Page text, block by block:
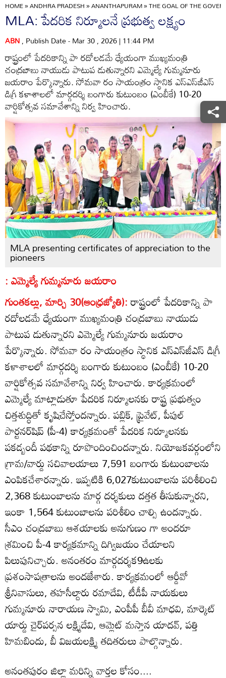
HOME»ANDHRA PRADESH»ANANTHAPURAM»THE GOAL OF THE
MLA: పేదరిక నిర్మూలనే ప్రభుత్వ లక్ష్యం
ABN, Publish Date - Mar 30 , 2026 | 11:44 PM
రాష్ట్రంలో పేదరికాన్ని పా రదోలడమే ధ్యేయంగా ముఖ్యమంత్రి
చంద్రబాబు నాయుడు పాటుప డుతున్నారని ఎమ్మెల్యే గుమ్మనూరు
జయరాం పేర్కొన్నారు. సోమవా రం సాయంత్రం స్థానిక ఎస్‌ఎస్‌జీఎస్‌
డిగ్రీ కళాశాలలో మార్గదర్శి బంగారు కుటుంబం (ఎంబీకే) 10-20
వార్షికోత్సవ సమావేశాన్ని నిర్వ హించారు.
MLA presenting certificates of appreciation to the
pioneers
: ఎమ్మెల్యే గుమ్మనూరు జయరాం
గుంతకల్లు, మార్చి 30(ఆంధ్రజ్యోతి):రాష్ట్రంలో పేదరికాన్ని పా
రదోలడమే ధ్యేయంగా ముఖ్యమంత్రి చంద్రబాబు నాయుడు
పాటుప డుతున్నారని ఎమ్మెల్యే గుమ్మనూరు జయరాం
పేర్కొన్నారు. సోమవా రం సాయంత్రం స్థానిక ఎస్‌ఎస్‌జీఎస్‌ డిగ్రీ
కళాశాలలో మార్గదర్శి బంగారు కుటుంబం (ఎంబీకే) 10-20
వార్షికోత్సవ సమావేశాన్ని నిర్వ హించారు. కార్యక్రమంలో
ఎమ్మెల్యే మాట్లాడుతూ పేదరిక నిర్మూలనకు రాష్ట్ర ప్రభుత్వం
చిత్తశుద్ధితో కృషిచేస్తోందన్నారు. పబ్లిక్‌, ప్రైవేట్‌, పీపుల్‌
పార్టనర్‌షిప్‌ (పీ-4) కార్యక్రమంతో పేదరిక నిర్మూలనకు
పకడ్బందీ పథకాన్ని రూపొందించిందన్నారు. నియోజకవర్గంలోని
గ్రామ/వార్డు సచివాలయాలు 7,591 బంగారు కుటుంబాలను
ఎంపికచేశారన్నారు. ఇప్పటికి 6,027కుటుంబాలను పరిశీలించి
2,368 కుటుంబాలను మార్గ దర్శకులు దత్తత తీసుకున్నారని,
ఇంకా 1,564 కుటుంబాలను పరిశీలిం చాల్సి ఉందన్నారు.
సీఎం చంద్రబాబు ఆశయాలకు అనుగుణం గా అందరూ
శ్రమించి పీ-4 కార్యక్రమాన్ని దిగ్విజయం చేయాలని
పిలుపునిచ్చారు. అనంతరం మార్గదర్శక9ఉలకు
ప్రశంసాపత్రాలను అందజేశారు. కార్యక్రమంలో ఆర్డీవో
శ్రీనివాసులు, తహసీల్దారు రమాదేవి, టీడీపీ నాయకులు
గుమ్మనూరు నారాయణ స్వామి, ఎంపీపీ బీవీ మాధవి, మార్కెట్‌
యార్డు చైర్‌పర్సన లక్ష్మిదేవి, ఆమ్లెట్‌ మస్తాన యాదవ్‌, పత్తి
హిమబిందు, బీ విజయలక్ష్మి తదితరులు పాల్గొన్నారు.
అనంతపురం జిల్లా మరిన్ని వార్తల కోసం....